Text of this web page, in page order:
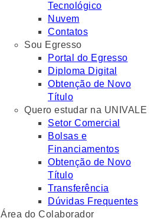
Tecnológico
Nuvem
Contatos
Sou Egresso
Portal do Egresso
Diploma Digital
Obtenção de Novo
Título
Quero estudar na UNIVALE
Setor Comercial
Bolsas e
Financiamentos
Obtenção de Novo
Título
Transferência
Dúvidas Frequentes
Área do Colaborador